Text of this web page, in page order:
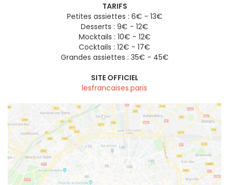
TARIFS
Petites assiettes : 6€ - 13€
Desserts : 9€ - 12€
Mocktails : 10€ - 12€
Cocktails : 12€ - 17€
Grandes assiettes : 35€ - 45€
SITE OFFICIEL
lesfrancaises.paris